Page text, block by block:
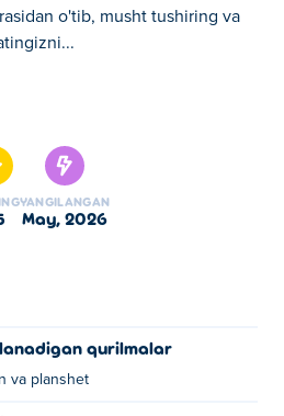
o'tib, musht tushiring va
o'tib, musht tushiring va
oshiring va kulgili retro
o'zingizni ulkan qurollar arsenali
tebranishda davom eting. Agar
Kiring va musht tashlashni
YANGILANGAN
may, 2026
qurilmalar
va planshet